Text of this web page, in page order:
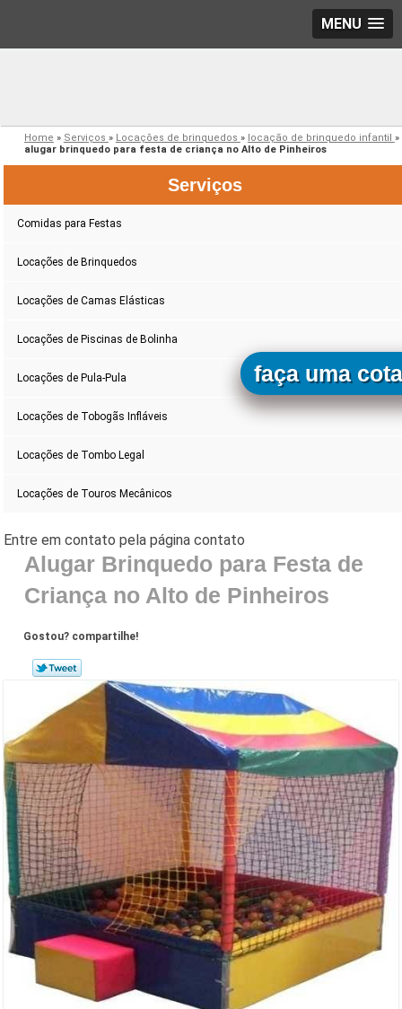
MENU
Home » Serviços » Locações de brinquedos » locação de brinquedo infantil »
alugar brinquedo para festa de criança no Alto de Pinheiros
Serviços
Comidas para Festas
Locações de Brinquedos
Locações de Camas Elásticas
Locações de Piscinas de Bolinha
Locações de Pula-Pula
Locações de Tobogãs Infláveis
Locações de Tombo Legal
Locações de Touros Mecânicos
Alugar Brinquedo para Festa de
Criança no Alto de Pinheiros
Gostou? compartilhe!
faça uma